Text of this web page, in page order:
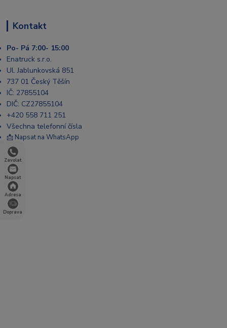
Zavolat
Napsat
Adresa
Doprava
Kontakt
Po- Pá 7:00- 15:00
Enatruck s.r.o.
Ul. Jablunkovská 851
737 01 Český Těšín
IČ: 27855104
DIČ: CZ27855104
+420 558 711 251
Všechna telefonní čísla
📩 Napsat na WhatsApp